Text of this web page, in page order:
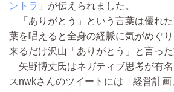
ントラ 」が伝えられました。
「ありがとう」という言葉は優れた
葉を唱えると全身の経脈に気がめぐ
来るだけ沢山「ありがとう」と言った
矢野博丈氏はネガティブ思考が有
スnwkさんのツイートには「経営計